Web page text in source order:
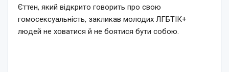
Єттен, який відкрито говорить про свою
гомосексуальність, закликав молодих ЛГБТІК+
людей не ховатися й не боятися бути собою.